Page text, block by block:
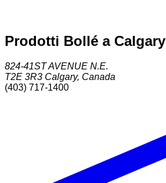
Prodotti Bollé a Calgary
824-41ST AVENUE N.E.
T2E 3R3 Calgary, Canada
(403) 717-1400